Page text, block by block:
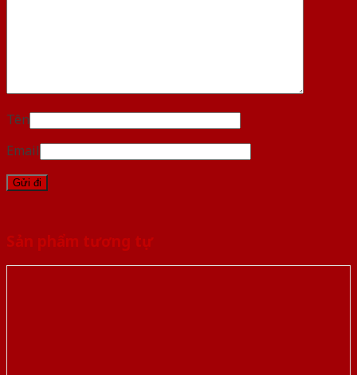
Tên
Email
Sản phẩm tương tự